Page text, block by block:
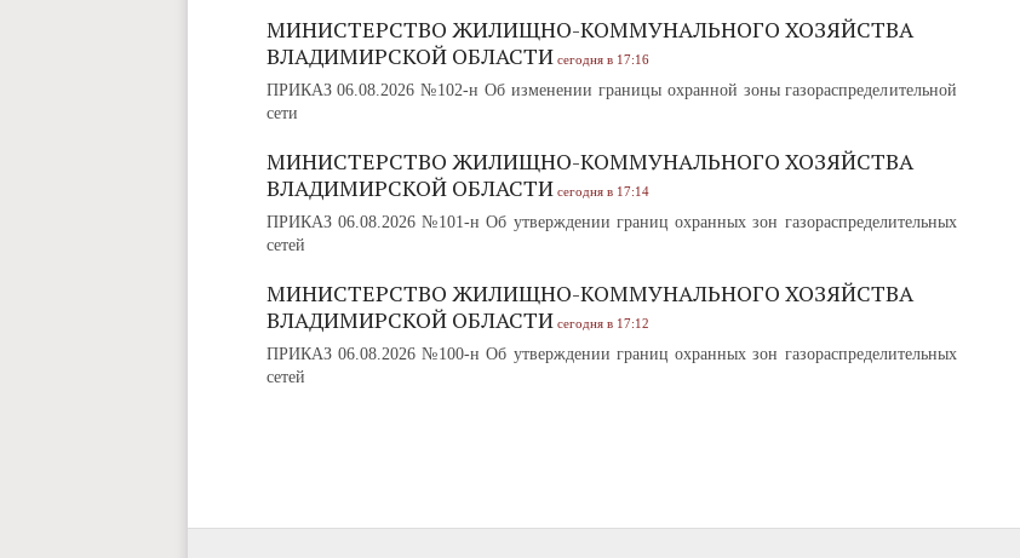
МИНИСТЕРСТВО ЖИЛИЩНО-КОММУНАЛЬНОГО ХОЗЯЙСТВА
ВЛАДИМИРСКОЙ ОБЛАСТИ сегодня в 17:16
ПРИКАЗ 06.08.2026 №102-н Об изменении границы охранной зоны газораспределительной
сети
МИНИСТЕРСТВО ЖИЛИЩНО-КОММУНАЛЬНОГО ХОЗЯЙСТВА
ВЛАДИМИРСКОЙ ОБЛАСТИ сегодня в 17:14
ПРИКАЗ 06.08.2026 №101-н Об утверждении границ охранных зон газораспределительных
сетей
МИНИСТЕРСТВО ЖИЛИЩНО-КОММУНАЛЬНОГО ХОЗЯЙСТВА
ВЛАДИМИРСКОЙ ОБЛАСТИ сегодня в 17:12
ПРИКАЗ 06.08.2026 №100-н Об утверждении границ охранных зон газораспределительных
сетей